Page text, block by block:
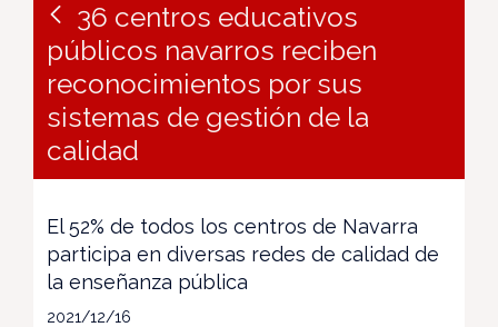
36 centros educativos
públicos navarros reciben
reconocimientos por sus
sistemas de gestión de la
calidad
El 52% de todos los centros de Navarra
participa en diversas redes de calidad de
la enseñanza pública
2021/12/16